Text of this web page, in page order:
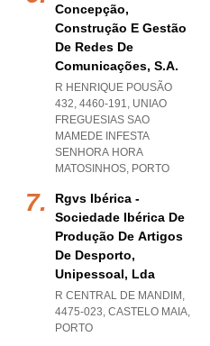
Concepção,
Construção E Gestão
De Redes De
Comunicações, S.a.
R HENRIQUE POUSÃO
432, 4460-191, UNIAO
FREGUESIAS SAO
MAMEDE INFESTA
SENHORA HORA
MATOSINHOS, PORTO
Rgvs Ibérica -
Sociedade Ibérica De
Produção De Artigos
De Desporto,
Unipessoal, Lda
R CENTRAL DE MANDIM,
4475-023, CASTELO MAIA,
PORTO